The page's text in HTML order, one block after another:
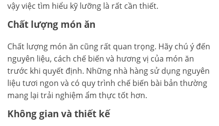
vậy việc tìm hiểu kỹ lưỡng là rất cần thiết.
Chất lượng món ăn
Chất lượng món ăn cũng rất quan trọng. Hãy chú ý đến
nguyên liệu, cách chế biến và hương vị của món ăn
trước khi quyết định. Những nhà hàng sử dụng nguyên
liệu tươi ngon và có quy trình chế biến bài bản thường
mang lại trải nghiệm ẩm thực tốt hơn.
Không gian và thiết kế